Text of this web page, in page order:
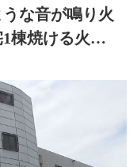
な音が鳴り火
焼ける火